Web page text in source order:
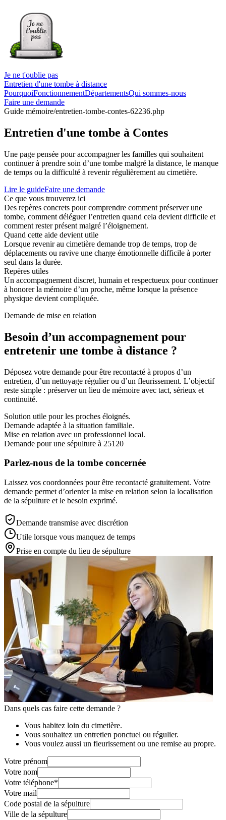
Je ne t'oublie pas
Entretien d'une tombe à distance
PourquoiFonctionnementDépartementsQui sommes-nous
Faire une demande
Guide mémoire/entretien-tombe-contes-62236.php
Entretien d'une tombe à Contes
Une page pensée pour accompagner les familles qui souhaitent
continuer à prendre soin d’une tombe malgré la distance, le manque
de temps ou la difficulté à revenir régulièrement au cimetière.
Lire le guideFaire une demande
Ce que vous trouverez ici
Des repères concrets pour comprendre comment préserver une
tombe, comment déléguer l’entretien quand cela devient difficile et
comment rester présent malgré l’éloignement.
Quand cette aide devient utile
Lorsque revenir au cimetière demande trop de temps, trop de
déplacements ou ravive une charge émotionnelle difficile à porter
seul dans la durée.
Repères utiles
Un accompagnement discret, humain et respectueux pour continuer
à honorer la mémoire d’un proche, même lorsque la présence
physique devient compliquée.
Demande de mise en relation
Besoin d’un accompagnement pour
entretenir une tombe à distance ?
Déposez votre demande pour être recontacté à propos d’un
entretien, d’un nettoyage régulier ou d’un fleurissement. L’objectif
reste simple : préserver un lieu de mémoire avec tact, sérieux et
continuité.
Solution utile pour les proches éloignés.
Demande adaptée à la situation familiale.
Mise en relation avec un professionnel local.
Demande pour une sépulture à 25120
Parlez-nous de la tombe concernée
Laissez vos coordonnées pour être recontacté gratuitement. Votre
demande permet d’orienter la mise en relation selon la localisation
de la sépulture et le besoin exprimé.
Demande transmise avec discrétion
Utile lorsque vous manquez de temps
Prise en compte du lieu de sépulture
Dans quels cas faire cette demande ?
Vous habitez loin du cimetière.
Vous souhaitez un entretien ponctuel ou régulier.
Vous voulez aussi un fleurissement ou une remise au propre.
Votre prénom
Votre nom
Votre téléphone*
Votre mail
Code postal de la sépulture
Ville de la sépulture